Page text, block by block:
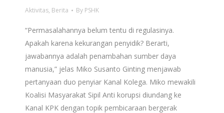
Aktivitas, Berita By PSHK
“Permasalahannya belum tentu di regulasinya.
Apakah karena kekurangan penyidik? Berarti,
jawabannya adalah penambahan sumber daya
manusia,” jelas Miko Susanto Ginting menjawab
pertanyaan duo penyiar Kanal Kolega. Miko mewakili
Koalisi Masyarakat Sipil Anti korupsi diundang ke
Kanal KPK dengan topik pembicaraan bergerak